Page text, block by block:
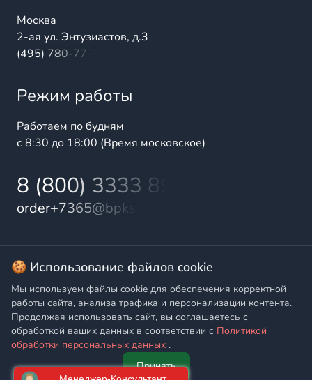
Москва
2-ая ул. Энтузиастов, д.3
(495) 780-77-98
Режим работы
Работаем по будням
с 8:30 до 18:00 (Время московское)
8 (800) 3333 899
order+7365@bpks.ru
© 2025 БалтПромКомплект — комплексные поставки
высококачественной продукции промышленного и
бытового назначения
Политика конфиденциальности,Согласие на обработку
персональных данных
🍪 Использование файлов cookie
Мы используем файлы cookie для обеспечения корректной
работы сайта, анализа трафика и персонализации контента.
Продолжая использовать сайт, вы соглашаетесь с
обработкой ваших данных в соответствии с Политикой
обработки персональных данных .
Принять